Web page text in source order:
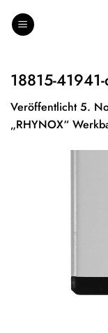
Inhalt
18815-
Veröffentlicht5.
„RHYNOX“